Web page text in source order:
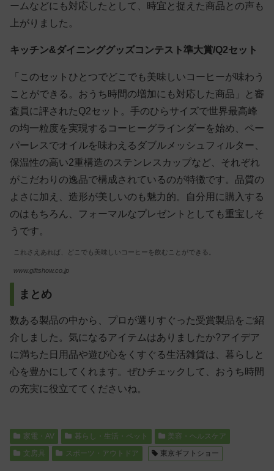
ームなどにも対応したとして、時宜と捉えた商品との声も
上がりました。
キッチン&ダイニンググッズコンテスト準大賞/Q2セット
「このセットひとつでどこでも美味しいコーヒーが味わう
ことができる。おうち時間の増加にも対応した商品」と審
査員に評されたQ2セット。手のひらサイズで世界最高峰
の均一粒度を実現するコーヒーグラインダーを始め、ペー
パーレスでオイルを味わえるダブルメッシュフィルター、
保温性の高い2重構造のステンレスカップなど、それぞれ
がこだわりの逸品で構成されているのが特徴です。品質の
よさに加え、造形が美しいのも魅力的。自分用に購入する
のはもちろん、フォーマルなプレゼントとしても重宝しそ
うです。
これさえあれば、どこでも美味しいコーヒーを飲むことができる。
www.giftshow.co.jp
まとめ
数ある製品の中から、プロが選りすぐった受賞製品をご紹
介しました。気になるアイテムはありましたか?アイデア
に満ちた日用品や遊び心をくすぐる生活雑貨は、暮らしと
心を豊かにしてくれます。ぜひチェックして、おうち時間
の充実に役立ててくださいね。
家電・AV 暮らし・生活・ペット
美容・ヘルスケア
文房具
スポーツ・アウトドア 東京ギフトショー